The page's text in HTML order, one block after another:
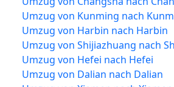
Umzug von Kunming nach
Umzug von Harbin nach Harbin
Umzug von Shijiazhuang nach
Umzug von Hefei nach Hefei
Umzug von Dalian nach Dalian